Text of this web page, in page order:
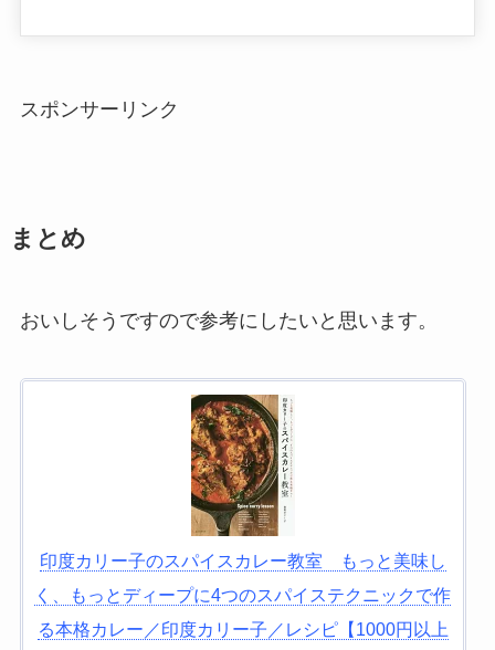
スポンサーリンク
まとめ
おいしそうですので参考にしたいと思います。
印度カリー子のスパイスカレー教室 もっと美味し
く、もっとディープに4つのスパイステクニックで作
る本格カレー／印度カリー子／レシピ【1000円以上